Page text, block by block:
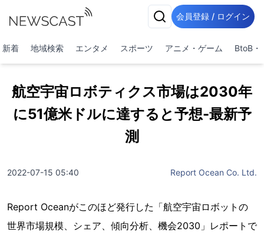
会員登録 / ログイン
新着 地域検索 エンタメ スポーツ アニメ・ゲーム BtoB・
航空宇宙ロボティクス市場は2030年
に51億米ドルに達すると予想-最新予
測
2022-07-15 05:40 Report Ocean Co. Ltd.
Report Oceanがこのほど発行した「航空宇宙ロボットの
世界市場規模、シェア、傾向分析、機会2030」レポートで